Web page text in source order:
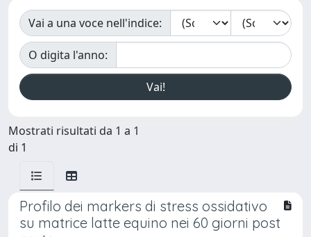
Vai a una voce nell'indice:
O digita l'anno:
Mostrati risultati da 1 a 1
di 1
Profilo dei markers di stress ossidativo
su matrice latte equino nei 60 giorni post